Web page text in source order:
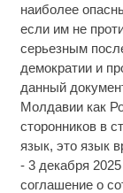
наиболее
если им не
серьезным
демократии и
данный
Молдавии как
сторонников в
язык, это язык
- 3 декабря
соглашение о